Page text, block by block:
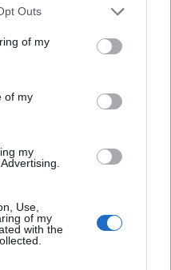
uses one or more Google
You may click to
its third-party tags to
purposes in below Google
Outs
of my
of my
my
Use,
of my
with the